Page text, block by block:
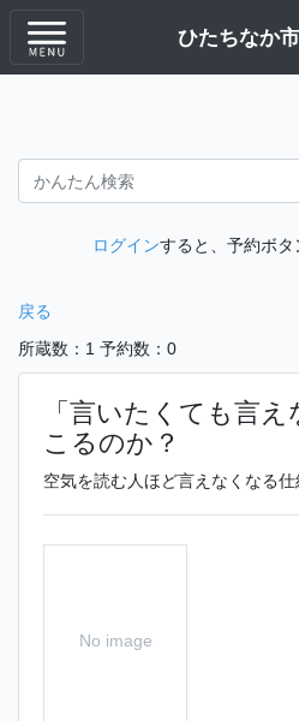
ひたちなか
ログインすると、予約ボタ
戻る
所蔵数：1 予約数：0
「言いたくても言
こるのか？
空気を読む人ほど言えなくなる仕
No image